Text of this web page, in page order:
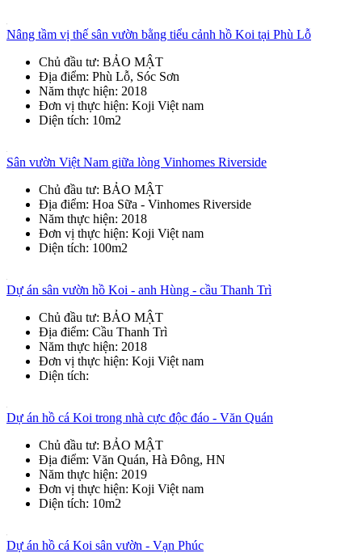
Nâng tầm vị thế sân vườn bằng tiểu cảnh hồ Koi tại Phù Lỗ
Chủ đầu tư: BẢO MẬT
Địa điểm: Phù Lỗ, Sóc Sơn
Năm thực hiện: 2018
Đơn vị thực hiện: Koji Việt nam
Diện tích: 10m2
Sân vườn Việt Nam giữa lòng Vinhomes Riverside
Chủ đầu tư: BẢO MẬT
Địa điểm: Hoa Sữa - Vinhomes Riverside
Năm thực hiện: 2018
Đơn vị thực hiện: Koji Việt nam
Diện tích: 100m2
Dự án sân vườn hồ Koi - anh Hùng - cầu Thanh Trì
Chủ đầu tư: BẢO MẬT
Địa điểm: Cầu Thanh Trì
Năm thực hiện: 2018
Đơn vị thực hiện: Koji Việt nam
Diện tích:
Dự án hồ cá Koi trong nhà cực độc đáo - Văn Quán
Chủ đầu tư: BẢO MẬT
Địa điểm: Văn Quán, Hà Đông, HN
Năm thực hiện: 2019
Đơn vị thực hiện: Koji Việt nam
Diện tích: 10m2
Dự án hồ cá Koi sân vườn - Vạn Phúc